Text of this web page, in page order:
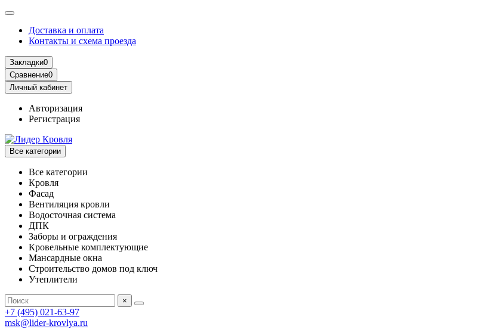
Доставка и оплата
Контакты и схема проезда
Закладки0
Сравнение0
Личный кабинет
Авторизация
Регистрация
Все категории
Все категории
Кровля
Фасад
Вентиляция кровли
Водосточная система
ДПК
Заборы и ограждения
Кровельные комплектующие
Мансардные окна
Строительство домов под ключ
Утеплители
×
+7 (495) 021-63-97
msk@lider-krovlya.ru